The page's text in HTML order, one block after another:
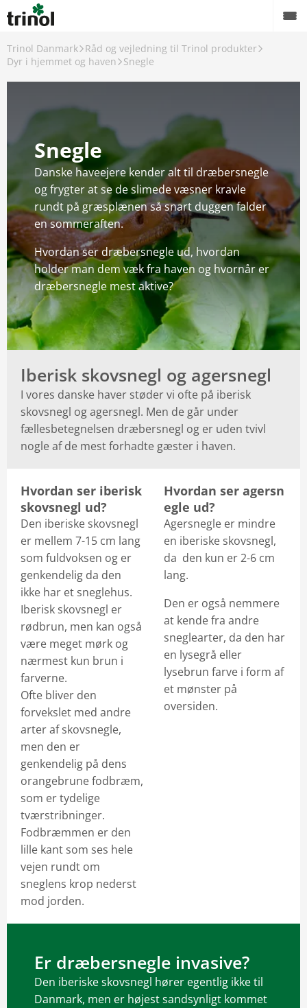
Trinol Danmark Råd og vejledning til Trinol produkter
Dyr i hjemmet og haven
Snegle
Snegle
Danske haveejere kender alt til dræbersnegle
og frygter at se de slimede væsner kravle
rundt på græsplænen så snart duggen falder
en sommeraften.
Hvordan ser dræbersnegle ud, hvordan
holder man dem væk fra haven og hvornår er
dræbersnegle mest aktive?
Iberisk skovsnegl og agersnegl
I vores danske haver støder vi ofte på iberisk
skovsnegl og agersnegl. Men de går under
fællesbetegnelsen dræbersnegl og er uden tvivl
nogle af de mest forhadte gæster i haven.
Hvordan ser iberisk
skovsnegl ud?
Den iberiske skovsnegl
er mellem 7-15 cm lang
som fuldvoksen og er
genkendelig da den
ikke har et sneglehus.
Iberisk skovsnegl er
rødbrun, men kan også
være meget mørk og
nærmest kun brun i
farverne.
Ofte bliver den
forvekslet med andre
arter af skovsnegle,
men den er
genkendelig på dens
orangebrune fodbræm,
som er tydelige
tværstribninger.
Fodbræmmen er den
lille kant som ses hele
vejen rundt om
sneglens krop nederst
mod jorden.
Hvordan ser agersn
egle ud?
Agersnegle er mindre
en iberiske skovsnegl,
da den kun er 2-6 cm
lang.
Den er også nemmere
at kende fra andre
sneglearter, da den har
en lysegrå eller
lysebrun farve i form af
et mønster på
oversiden.
Er dræbersnegle invasive?
Den iberiske skovsnegl hører egentlig ikke til
Danmark, men er højest sandsynligt kommet
Sortiment
Råd og vejledning til Trinol produkter
Om Trinol
Karriere